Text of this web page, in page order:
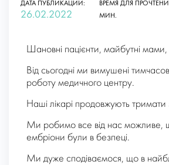
ДАТА ПУБЛИКАЦИИ:
26.02.2022
ВРЕМЯ ДЛЯ
МИН.
Шановні пацієнти, майбутні мами,
Від сьогодні ми вимушені
роботу медичного центру.
Наші лікарі продовжують тримати
Ми робимо все від нас можливе,
ембріони були в безпеці.
Ми дуже сподіваємося, що в